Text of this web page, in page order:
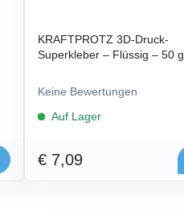
KRAFTPROTZ 3D-Druck-
Superkleber – Flüssig – 50 g
Keine Bewertungen
Auf Lager
€ 7,09